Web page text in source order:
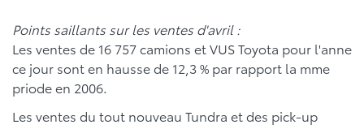
Points saillants sur les ventes d'avril :
Les ventes de 16 757 camions et VUS Toyota pour l'anne
ce jour sont en hausse de 12,3 % par rapport la mme
priode en 2006.
Les ventes du tout nouveau Tundra et des pick-up